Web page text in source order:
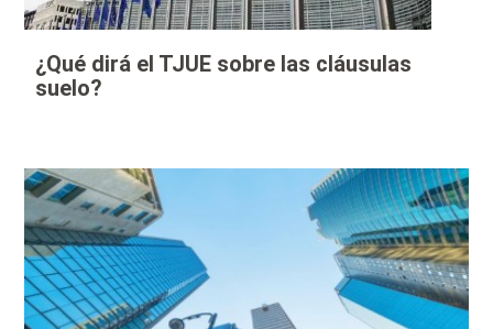
¿Qué dirá el TJUE sobre las cláusulas
suelo?